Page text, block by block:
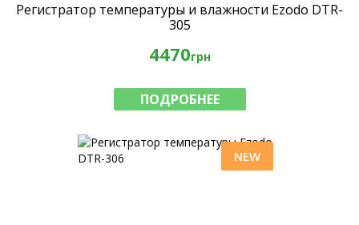
Регистратор температуры и влажности Ezodo DTR-
305
4470грн
ПОДРОБНЕЕ
NEW